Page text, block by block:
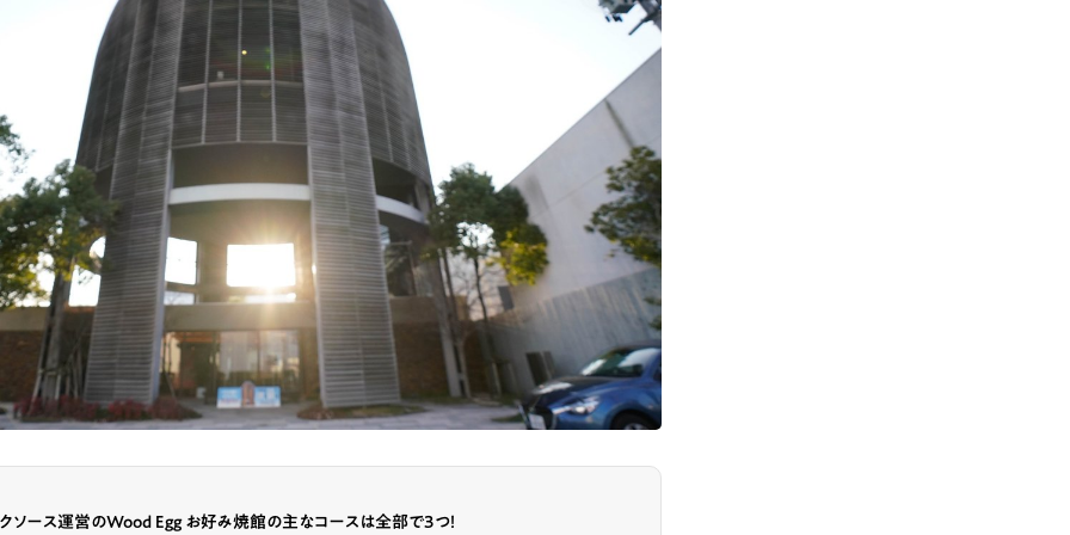
ソース運営のWood Egg お好み焼館の主なコースは全部で3つ！